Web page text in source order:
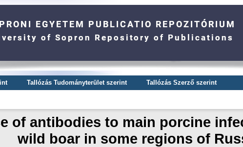
Tallózás Tudományterület szerint Tallózás Szerző szerint
of antibodies to main porcine
wild boar in some regions of